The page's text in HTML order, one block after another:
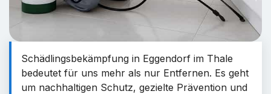
Schädlingsbekämpfung in Eggendorf im Thale
bedeutet für uns mehr als nur Entfernen. Es geht
um nachhaltigen Schutz, gezielte Prävention und